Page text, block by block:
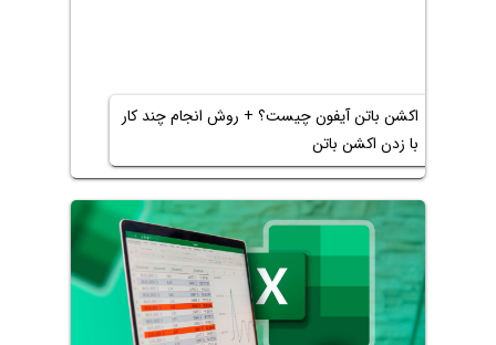
اکشن باتن آیفون چیست؟ + روش انجام چند کار
با زدن اکشن باتن